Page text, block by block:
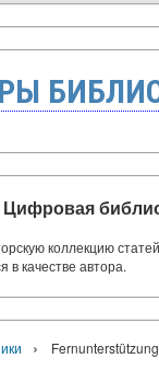
Цифровая
коллекцию
в качестве автора.
›